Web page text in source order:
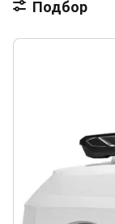
Подбор